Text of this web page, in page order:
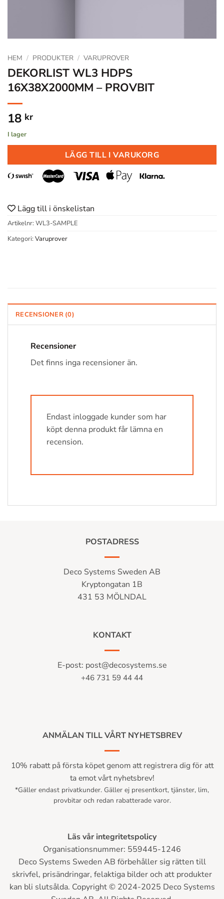
HEM / PRODUKTER / VARUPROVER
DEKORLIST WL3 HDPS
16X38X2000MM – PROVBIT
18 kr
I lager
LÄGG TILL I VARUKORG
Lägg till i önskelistan
Artikelnr: WL3-SAMPLE
Kategori: Varuprover
RECENSIONER (0)
Recensioner
Det finns inga recensioner än.
Endast inloggade kunder som har
köpt denna produkt får lämna en
recension.
POSTADRESS
Deco Systems Sweden AB
Kryptongatan 1B
431 53 MÖLNDAL
KONTAKT
E-post: post@decosystems.se
+46 731 59 44 44
ANMÄLAN TILL VÅRT NYHETSBREV
10% rabatt på första köpet genom att registrera dig för att
ta emot vårt nyhetsbrev!
*Gäller endast privatkunder. Gäller ej presentkort, tjänster, lim,
provbitar och redan rabatterade varor.
Läs vår integritetspolicy
Organisationsnummer: 559445-1246
Deco Systems Sweden AB förbehåller sig rätten till
skrivfel, prisändringar, felaktiga bilder och att produkter
kan bli slutsålda. Copyright © 2024-2025 Deco Systems